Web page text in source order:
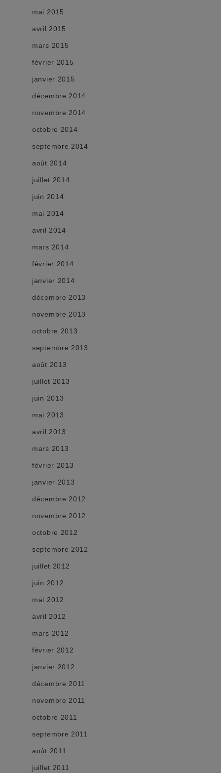
mai 2015
avril 2015
mars 2015
février 2015
janvier 2015
décembre 2014
novembre 2014
octobre 2014
septembre 2014
août 2014
juillet 2014
juin 2014
mai 2014
avril 2014
mars 2014
février 2014
janvier 2014
décembre 2013
novembre 2013
octobre 2013
septembre 2013
août 2013
juillet 2013
juin 2013
mai 2013
avril 2013
mars 2013
février 2013
janvier 2013
décembre 2012
novembre 2012
octobre 2012
septembre 2012
juillet 2012
juin 2012
mai 2012
avril 2012
mars 2012
février 2012
janvier 2012
décembre 2011
novembre 2011
octobre 2011
septembre 2011
août 2011
juillet 2011